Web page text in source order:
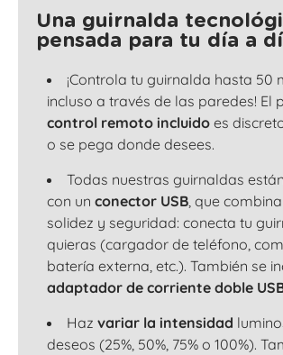
Una guirnalda
pensada para tu día a
¡Controla tu guirnalda hasta 50
incluso a través de las paredes! El
control remoto incluido es
o se pega donde desees.
Todas nuestras guirnaldas
con un conector USB , que
solidez y seguridad: conecta tu
quieras (cargador de teléfono,
batería externa, etc.). También se
adaptador de corriente doble
Haz variar la intensidad
deseos (25%, 50%, 75% o 100%).